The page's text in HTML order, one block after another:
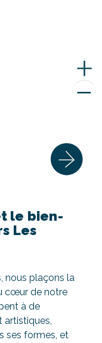
le bien-
Les
nous plaçons la
cœur de notre
à de
artistiques,
ses formes, et